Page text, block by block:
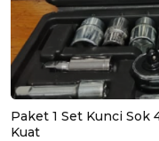
Paket 1 Set Kunci Sok
Kuat